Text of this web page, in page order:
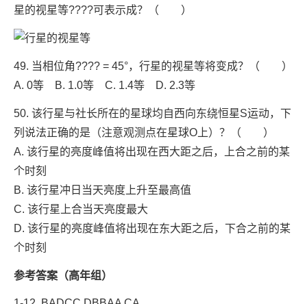
星的视星等????可表示成？（ ）
49. 当相位角???? = 45°，行星的视星等将变成？（ ）
A. 0等 B. 1.0等 C. 1.4等 D. 2.3等
50. 该行星与社长所在的星球均自西向东绕恒星S运动，下
列说法正确的是（注意观测点在星球O上）？（ ）
A. 该行星的亮度峰值将出现在西大距之后，上合之前的某
个时刻
B. 该行星冲日当天亮度上升至最高值
C. 该行星上合当天亮度最大
D. 该行星的亮度峰值将出现在东大距之后，下合之前的某
个时刻
参考答案（高年组）